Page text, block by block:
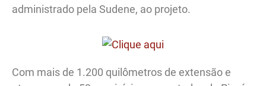
administrado pela Sudene, ao projeto.
Com mais de 1.200 quilômetros de extensão e